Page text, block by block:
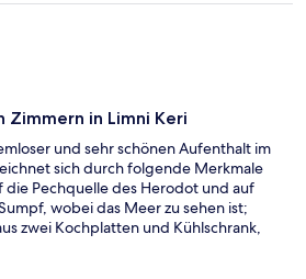
drauf los fährt und auf eigene faust
als standard, könnte bei grossen
matratzen auch etwas hart und
feder spürt, was nach ein paar
führen kann. Man federt auch quasi
störend, da die wände recht dünn
ganzen gutes preis/leistunsverhältnis
ausreichend!
in Limni Keri
und sehr schönen Aufenthalt im
sich durch folgende Merkmale
die Pechquelle des Herodot und auf
wobei das Meer zu sehen ist;
zwei Kochplatten und Kühlschrank,
und Besteck; Duschraum mit
Einbauschrank,